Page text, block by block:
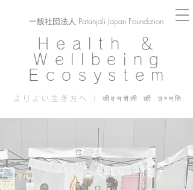
Health ＆
Wellbeing
Ecosystem
よりよい生き方へ | जीवनशैली की उन्नति
一般社団法人 Patanjali Japan Foundation
Blog